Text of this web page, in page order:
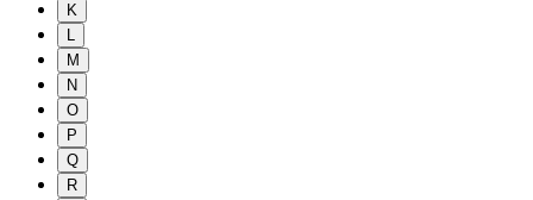
K
L
M
N
O
P
Q
R